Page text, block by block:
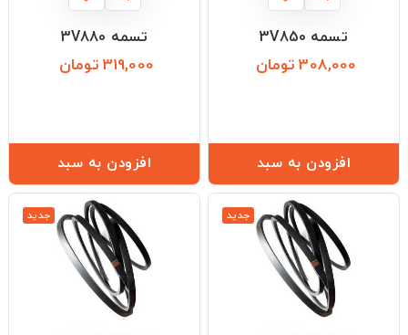
تسمه 3V850
308,000 تومان
افزودن به سبد
تسمه 3V880
319,000 تومان
افزودن به سبد
جدید جدید